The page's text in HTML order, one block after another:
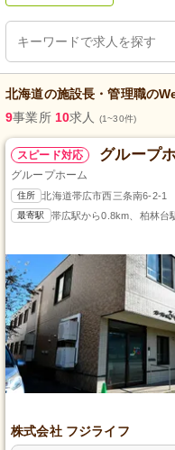
北海道の施設長・管理職の
9事業所 10求人 (1~30件)
スピード対応 グループ
グループホーム
住所 北海道帯広市西三条南6-2-1
最寄駅 帯広駅から0.8km、柏林台
株式会社 フジライフ